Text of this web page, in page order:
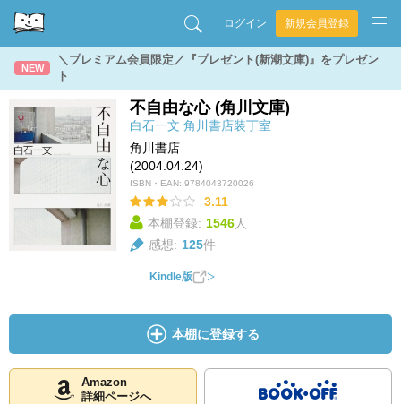
ログイン 新規会員登録
NEW
＼プレミアム会員限定／『プレゼント(新潮文庫)』をプレゼン
ト
不自由な心 (角川文庫)
白石一文 角川書店装丁室
角川書店
(2004.04.24)
ISBN・EAN: 9784043720026
3.11
本棚登録: 1546人
感想: 125件
Kindle版
本棚に登録する
Amazon
詳細ページへ